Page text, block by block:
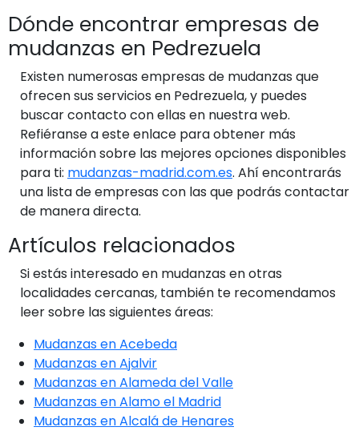
Dónde encontrar empresas de
mudanzas en Pedrezuela
Existen numerosas empresas de mudanzas que
ofrecen sus servicios en Pedrezuela, y puedes
buscar contacto con ellas en nuestra web.
Refiéranse a este enlace para obtener más
información sobre las mejores opciones disponibles
para ti: mudanzas-madrid.com.es. Ahí encontrarás
una lista de empresas con las que podrás contactar
de manera directa.
Artículos relacionados
Si estás interesado en mudanzas en otras
localidades cercanas, también te recomendamos
leer sobre las siguientes áreas:
Mudanzas en Acebeda
Mudanzas en Ajalvir
Mudanzas en Alameda del Valle
Mudanzas en Alamo el Madrid
Mudanzas en Alcalá de Henares